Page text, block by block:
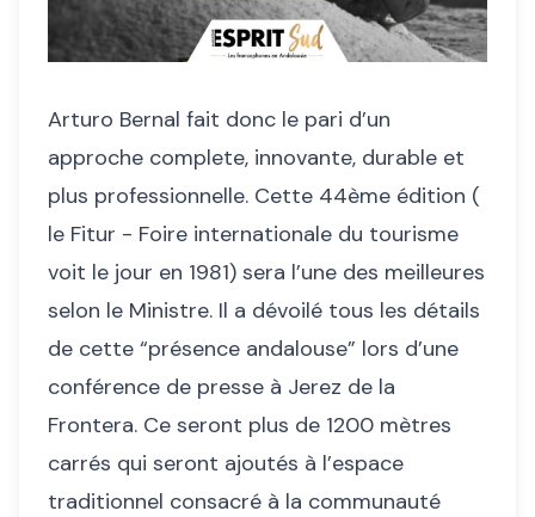
Arturo Bernal fait donc le pari d’un
approche complete, innovante, durable et
plus professionnelle. Cette 44ème édition (
le Fitur - Foire internationale du tourisme
voit le jour en 1981) sera l’une des meilleures
selon le Ministre. Il a dévoilé tous les détails
de cette “présence andalouse” lors d’une
conférence de presse à Jerez de la
Frontera. Ce seront plus de 1200 mètres
carrés qui seront ajoutés à l’espace
traditionnel consacré à la communauté